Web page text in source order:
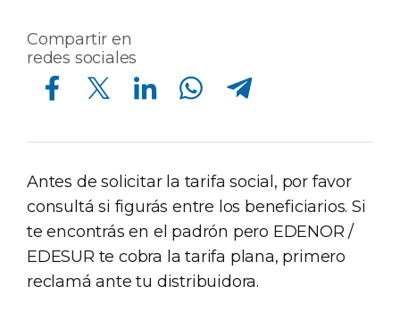
Compartir en
redes sociales
Compartir en Facebook Compartir en Twitter Compartir en Linkedin Compartir en Whatsapp Compartir en Telegram
Antes de solicitar la tarifa social, por favor
consultá si figurás entre los beneficiarios. Si
te encontrás en el padrón pero EDENOR /
EDESUR te cobra la tarifa plana, primero
reclamá ante tu distribuidora.